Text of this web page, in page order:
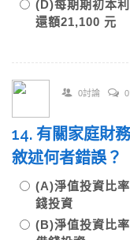
(D)每期期初本
還額21,100 元
0討論
14. 有關家庭財
敘述何者錯誤
(A)淨值投資比
錢投資
(B)淨值投資比